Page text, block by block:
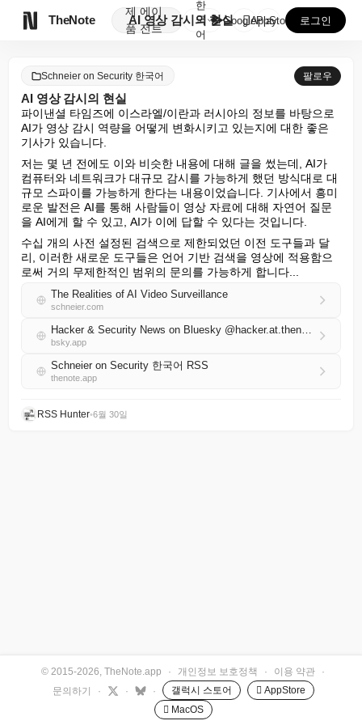
TheNote
제
품
에이
전트
AI 영상 감시의 현실
한
국
어
GooglePlay
AppStore 로그인
Schneier on Security 한국어 팔로우
AI 영상 감시의 현실
파이낸셜 타임즈에 이스라엘/이란과 러시아의 정보를 바탕으로
AI가 영상 감시 역량을 어떻게 변화시키고 있는지에 대한 좋은
기사가 있습니다.
저는 몇 년 전에도 이와 비슷한 내용에 대해 글을 썼는데, AI가
컴퓨터와 네트워크가 대규모 감시를 가능하게 했던 방식대로 대
규모 스파이를 가능하게 한다는 내용이었습니다. 기사에서 흥미
로운 발전은 AI를 통해 사람들이 영상 자료에 대해 자연어 질문
을 AI에게 할 수 있고, AI가 이에 답할 수 있다는 것입니다.
수십 개의 사전 설정된 검색으로 제한되었던 이전 도구들과 달
리, 이러한 새로운 도구들은 언어 기반 검색을 영상에 적용함으
로써 거의 무제한적인 범위의 문의를 가능하게 합니다...
The Realities of AI Video Surveillance
schneier.com
Hacker & Security News on Bluesky @hacker.at.thenote.app
bsky.app
Schneier on Security 한국어 RSS
thenote.app
RSS Hunter•6월 30일
© 2015-2026, TheNote.app · 개인정보 보호정책 · 이용 약관
·
문의하기
· · · 갤럭시 스토어
 AppStore
 MacOS